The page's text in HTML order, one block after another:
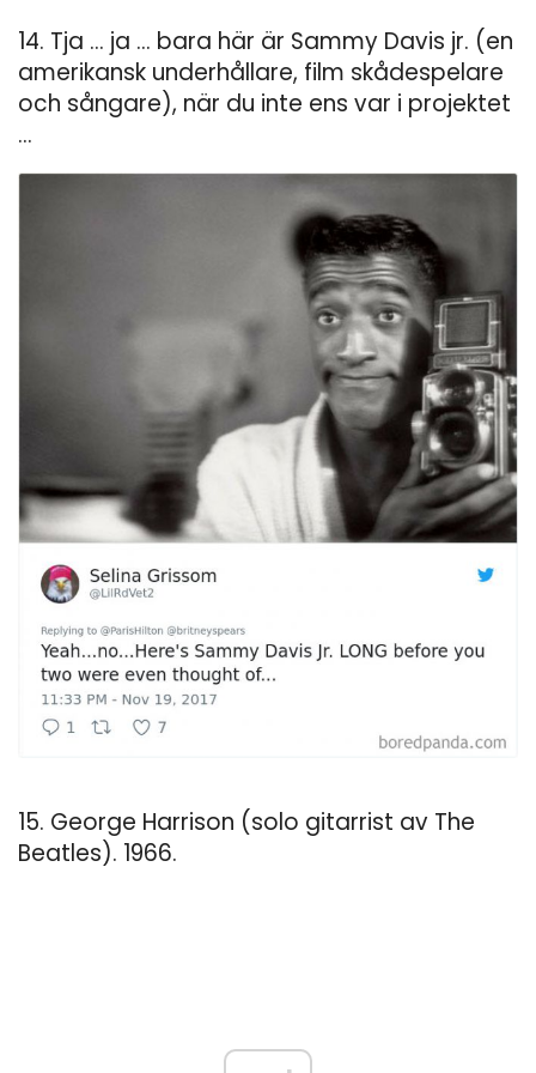
14. Tja ... ja ... bara här är Sammy Davis jr. (en
amerikansk underhållare, film skådespelare
och sångare), när du inte ens var i projektet
...
15. George Harrison (solo gitarrist av The
Beatles). 1966.